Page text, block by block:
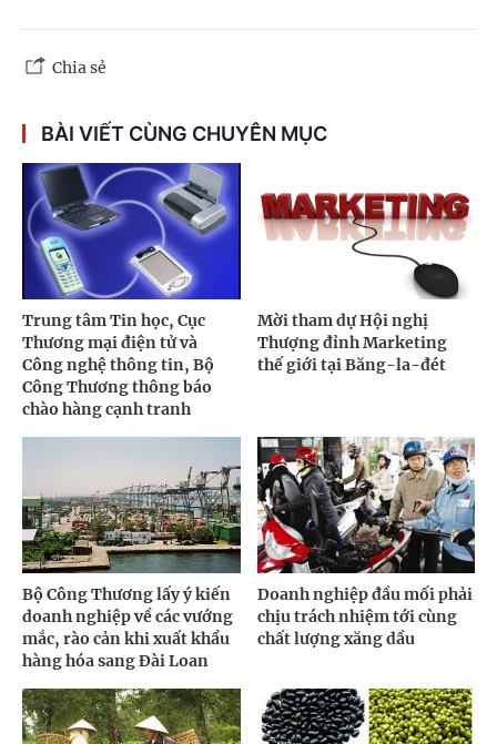
Chia sẻ
BÀI VIẾT CÙNG CHUYÊN MỤC
Trung tâm Tin học, Cục
Thương mại điện tử và
Công nghệ thông tin, Bộ
Công Thương thông báo
chào hàng cạnh tranh
Mời tham dự Hội nghị
Thượng đỉnh Marketing
thế giới tại Băng-la-đét
Bộ Công Thương lấy ý kiến
doanh nghiệp về các vướng
mắc, rào cản khi xuất khẩu
hàng hóa sang Đài Loan
Doanh nghiệp đầu mối phải
chịu trách nhiệm tới cùng
chất lượng xăng dầu